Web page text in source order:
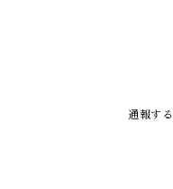
通報する